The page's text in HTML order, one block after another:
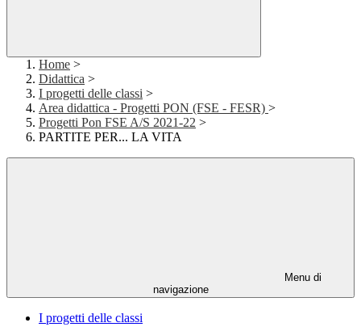
Home >
Didattica >
I progetti delle classi >
Area didattica - Progetti PON (FSE - FESR) >
Progetti Pon FSE A/S 2021-22 >
PARTITE PER... LA VITA
Menu di
navigazione
I progetti delle classi